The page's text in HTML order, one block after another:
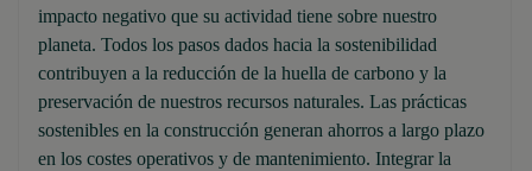
impacto negativo que su actividad tiene sobre nuestro
planeta. Todos los pasos dados hacia la sostenibilidad
contribuyen a la reducción de la huella de carbono y la
preservación de nuestros recursos naturales. Las prácticas
sostenibles en la construcción generan ahorros a largo plazo
en los costes operativos y de mantenimiento. Integrar la